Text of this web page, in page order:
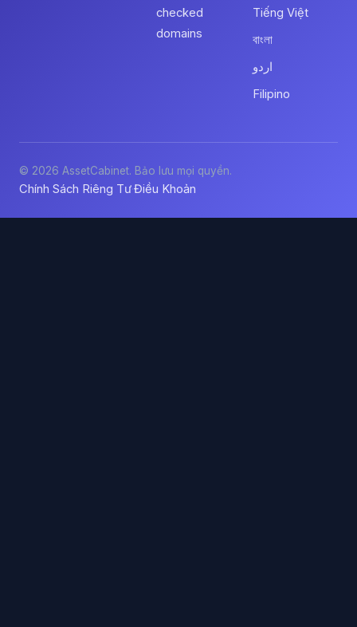
checked
domains
Tiếng Việt
বাংলা
اردو
Filipino
© 2026 AssetCabinet. Bảo lưu mọi quyền.
Chính Sách Riêng Tư·Điều Khoản